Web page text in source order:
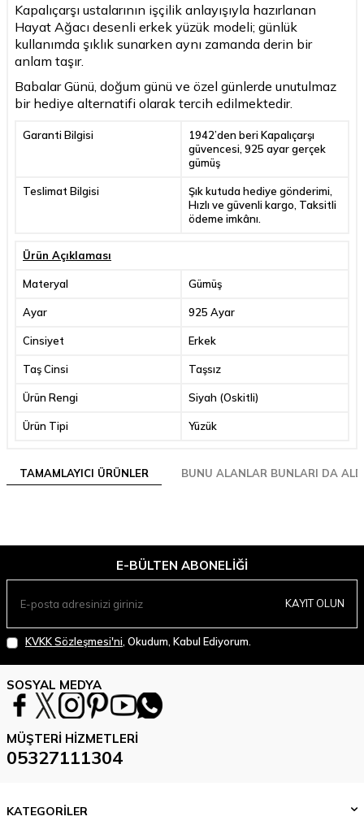
Kapalıçarşı ustalarının işçilik anlayışıyla hazırlanan
Hayat Ağacı desenli erkek yüzük modeli; günlük
kullanımda şıklık sunarken aynı zamanda derin bir
anlam taşır.
Babalar Günü, doğum günü ve özel günlerde unutulmaz
bir hediye alternatifi olarak tercih edilmektedir.
Garanti Bilgisi
1942’den beri Kapalıçarşı
güvencesi, 925 ayar gerçek
gümüş
Teslimat Bilgisi
Şık kutuda hediye gönderimi,
Hızlı ve güvenli kargo, Taksitli
ödeme imkânı.
Ürün Açıklaması
Materyal Gümüş
Ayar 925 Ayar
Cinsiyet Erkek
Taş Cinsi Taşsız
Ürün Rengi Siyah (Oskitli)
Ürün Tipi Yüzük
TAMAMLAYICI ÜRÜNLER BUNU ALANLAR BUNLARI DA
E-BÜLTEN ABONELIĞI
KAYIT OLUN
KVKK Sözleşmesi'ni , Okudum, Kabul Ediyorum.
SOSYAL MEDYA
MÜŞTERI HIZMETLERI
05327111304
KATEGORİLER